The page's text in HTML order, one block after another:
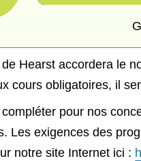
de Hearst accordera le
cours obligatoires, il
pour nos
Les exigences des
notre site Internet ici :